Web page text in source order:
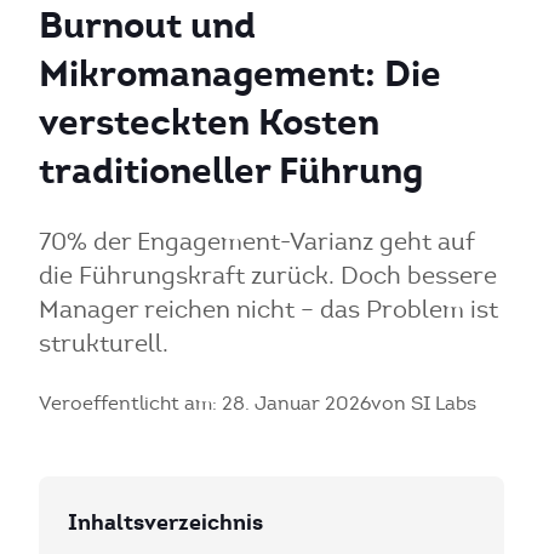
Burnout und
Mikromanagement: Die
versteckten Kosten
traditioneller Führung
70% der Engagement-Varianz geht auf
die Führungskraft zurück. Doch bessere
Manager reichen nicht – das Problem ist
strukturell.
Veroeffentlicht am: 28. Januar 2026von SI Labs
Inhaltsverzeichnis